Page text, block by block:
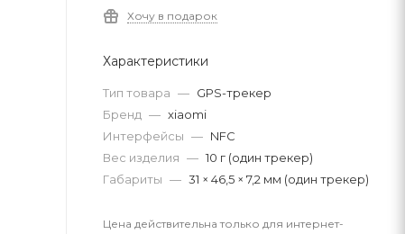
Хочу в подарок
Характеристики
Тип товара — GPS-трекер
Бренд — xiaomi
Интерфейсы — NFC
Вес изделия — 10 г (один трекер)
Габариты — 31 × 46,5 × 7,2 мм (один трекер)
Цена действительна только для интернет-